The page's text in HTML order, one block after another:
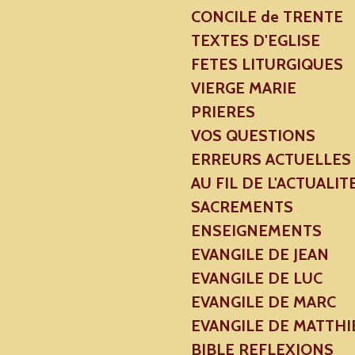
CONCILE de TRENTE
TEXTES D'EGLISE
FETES LITURGIQUES
VIERGE MARIE
PRIERES
VOS QUESTIONS
ERREURS ACTUELLES
AU FIL DE
SACREMENTS
ENSEIGNEMENTS
EVANGILE DE JEAN
EVANGILE DE LUC
EVANGILE DE MARC
EVANGILE DE
BIBLE REFLEXIONS